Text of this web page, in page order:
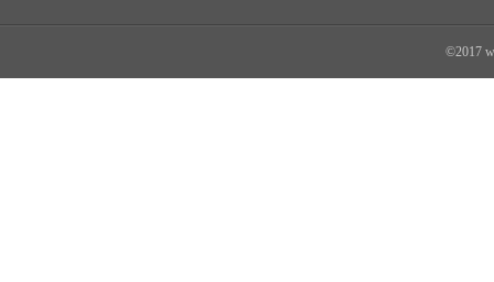
©2017